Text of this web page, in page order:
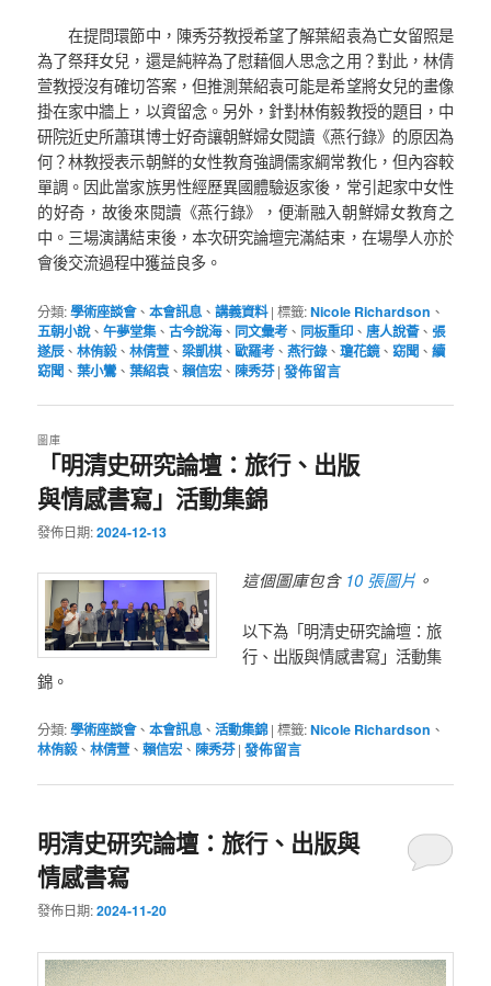
在提問環節中，陳秀芬教授希望了解葉紹袁為亡女留照是
為了祭拜女兒，還是純粹為了慰藉個人思念之用？對此，林倩
萱教授沒有確切答案，但推測葉紹袁可能是希望將女兒的畫像
掛在家中牆上，以資留念。另外，針對林侑毅教授的題目，中
研院近史所蕭琪博士好奇讓朝鮮婦女閱讀《燕行錄》的原因為
何？林教授表示朝鮮的女性教育強調儒家綱常教化，但內容較
單調。因此當家族男性經歷異國體驗返家後，常引起家中女性
的好奇，故後來閱讀《燕行錄》，便漸融入朝鮮婦女教育之
中。三場演講結束後，本次研究論壇完滿結束，在場學人亦於
會後交流過程中獲益良多。
分類:學術座談會、本會訊息 、講義資料 |標籤:Nicole Richardson 、
五朝小說、午夢堂集、古今說海、 同文彙考、 同板重印 、 唐人說薈、張
遂辰、林侑毅、林倩萱、梁凱棋、歐羅考、燕行錄、瓊花鏡、窈聞 、續
窈聞 、葉小鸞、葉紹袁 、賴信宏、 陳秀芬 |發佈留言
「明清史研究論壇：旅行、出版
與情感書寫」活動集錦
圖庫
發佈日期:2024-12-13
這個圖庫包含 10 張圖片 。
以下為「明清史研究論壇：旅
行、出版與情感書寫」活動集
錦。
分類:學術座談會、本會訊息 、活動集錦 |標籤:Nicole Richardson 、
林侑毅、林倩萱、賴信宏、 陳秀芬 |發佈留言
明清史研究論壇：旅行、出版與
情感書寫
發佈日期:2024-11-20